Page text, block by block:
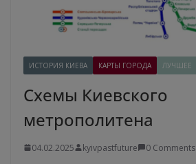
ИСТОРИЯ КИЕВА КАРТЫ ГОРОДА ЛУЧШЕЕ
Схемы Киевского
метрополитена
04.02.2025 kyivpastfuture 0 Comments